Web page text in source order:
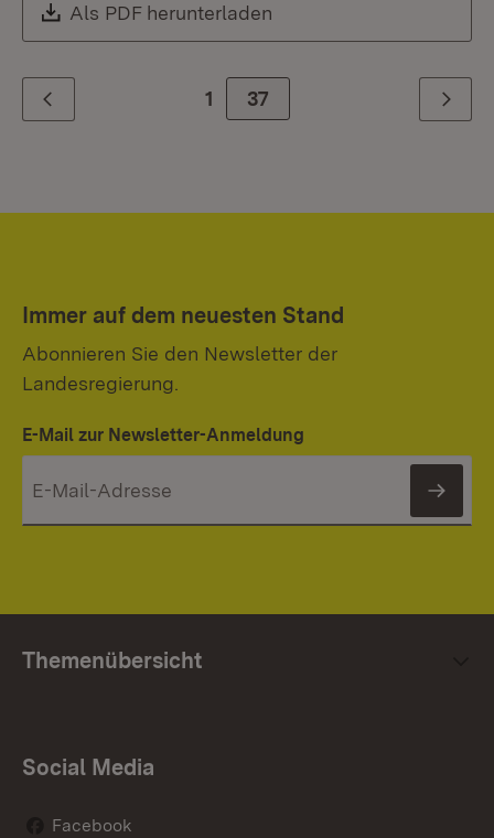
Download:
Als PDF herunterladen
Zurück 1 Zur Seite
37 Weiter
Immer auf dem neuesten Stand
Abonnieren Sie den Newsletter der
Landesregierung.
E-Mail zur Newsletter-Anmeldung
Themenübersicht
Social Media
Facebook